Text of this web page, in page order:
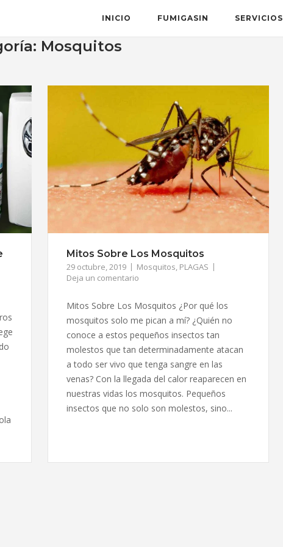
INICIO FUMIGASIN SERVICIOS
Mosquitos
Mitos Sobre Los Mosquitos
29 octubre, 2019 Mosquitos, PLAGAS
Deja un comentario
Mitos Sobre Los Mosquitos ¿Por qué los
mosquitos solo me pican a mí? ¿Quién no
conoce a estos pequeños insectos tan
molestos que tan determinadamente atacan
a todo ser vivo que tenga sangre en las
venas? Con la llegada del calor reaparecen en
nuestras vidas los mosquitos. Pequeños
insectos que no solo son molestos, sino...